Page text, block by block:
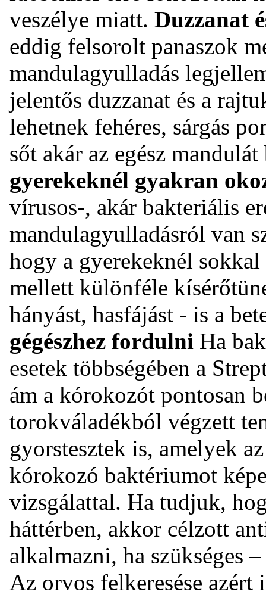
veszélye miatt. Duzzanat
eddig felsorolt panaszok
mandulagyulladás
jelentős duzzanat és a
lehetnek fehéres, sárgás
sőt akár az egész
gyerekeknél gyakran
vírusos-, akár bakteriális
mandulagyulladásról van
hogy a gyerekeknél
mellett különféle
hányást, hasfájást - is a
gégészhez fordulni Ha
esetek többségében a
ám a kórokozót pontosan
torokváladékból végzett
gyorstesztek is, amelyek
kórokozó baktériumot
vizsgálattal. Ha tudjuk,
háttérben, akkor célzott
alkalmazni, ha szükséges
Az orvos felkeresése